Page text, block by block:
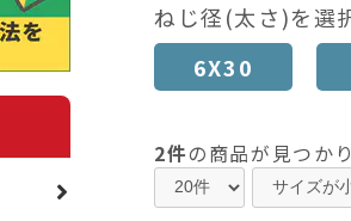
ねじ径(太さ)を選
6X30
2件の商品が見つか